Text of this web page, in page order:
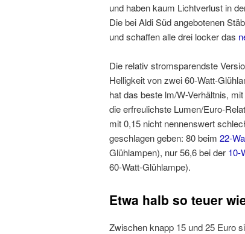
und haben kaum Lichtverlust in
Die bei Aldi Süd angebotenen
und schaffen alle drei locker das
Die relativ stromsparendste
Helligkeit von zwei 60-Watt-
hat das beste lm/W-Verhältnis,
die erfreulichste Lumen/Euro-
mit 0,15 nicht nennenswert
geschlagen geben: 80 beim 22-
Glühlampen), nur 56,6 bei der 10-
60-Watt-Glühlampe).
Etwa halb so teuer
Zwischen knapp 15 und 25 Euro